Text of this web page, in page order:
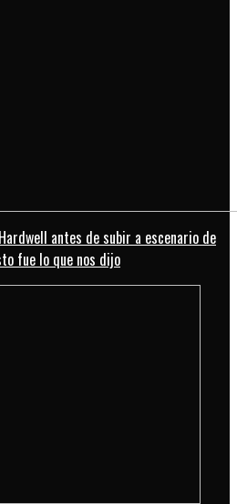
antes de subir a escenario de
fue lo que nos dijo